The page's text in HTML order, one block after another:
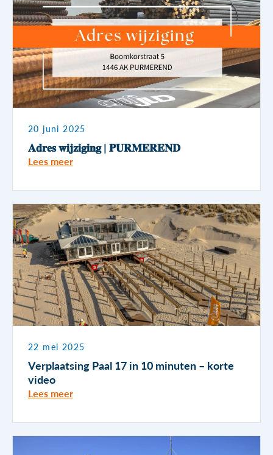
20 juni 2025
𝐀𝐝𝐫𝐞𝐬 𝐰𝐢𝐣𝐳𝐢𝐠𝐢𝐧𝐠 | 𝐏𝐔𝐑𝐌𝐄𝐑𝐄𝐍𝐃
Lees meer
22 mei 2025
Verplaatsing Paal 17 in 10 minuten – korte
video
Lees meer